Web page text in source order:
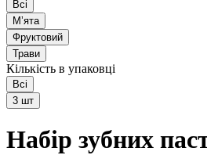
Всі
Мʼята
Фруктовий
Трави
Кількість в упаковці
Всі
3 шт
Набір зубних